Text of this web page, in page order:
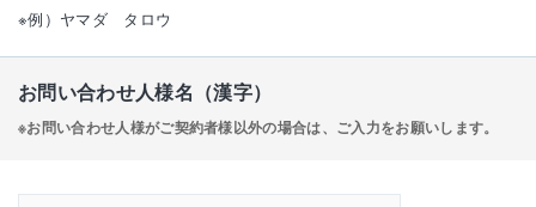
※例）ヤマダ タロウ
お問い合わせ人様名（漢字）
※お問い合わせ人様がご契約者様以外の場合は、ご入力をお願いします。